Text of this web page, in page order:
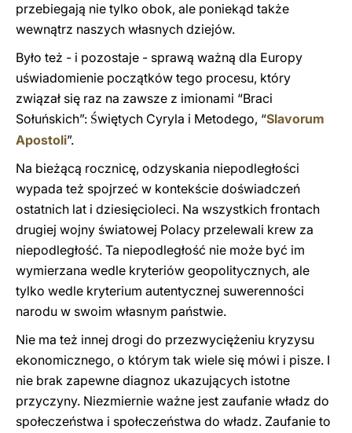
przebiegają nie tylko obok, ale poniekąd także
wewnątrz naszych własnych dziejów.
Było też - i pozostaje - sprawą ważną dla Europy
uświadomienie początków tego procesu, który
związał się raz na zawsze z imionami “Braci
Sołuńskich”: Świętych Cyryla i Metodego, “Slavorum
Apostoli”.
Na bieżącą rocznicę, odzyskania niepodległości
wypada też spojrzeć w kontekście doświadczeń
ostatnich lat i dziesięcioleci. Na wszystkich frontach
drugiej wojny światowej Polacy przelewali krew za
niepodległość. Ta niepodległość nie może być im
wymierzana wedle kryteriów geopolitycznych, ale
tylko wedle kryterium autentycznej suwerenności
narodu w swoim własnym państwie.
Nie ma też innej drogi do przezwyciężeniu kryzysu
ekonomicznego, o którym tak wiele się mówi i pisze. I
nie brak zapewne diagnoz ukazujących istotne
przyczyny. Niezmiernie ważne jest zaufanie władz do
społeczeństwa i społeczeństwa do władz. Zaufanie to